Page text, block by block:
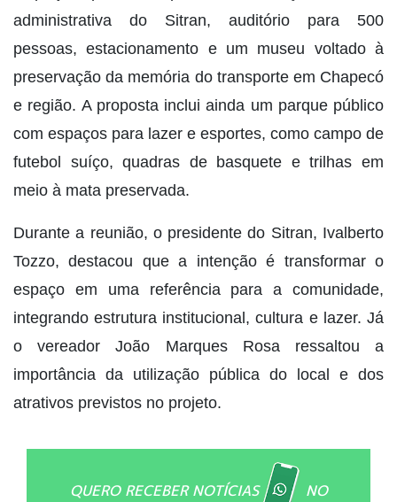
administrativa do Sitran, auditório para 500
pessoas, estacionamento e um museu voltado à
preservação da memória do transporte em Chapecó
e região. A proposta inclui ainda um parque público
com espaços para lazer e esportes, como campo de
futebol suíço, quadras de basquete e trilhas em
meio à mata preservada.
Durante a reunião, o presidente do Sitran, Ivalberto
Tozzo, destacou que a intenção é transformar o
espaço em uma referência para a comunidade,
integrando estrutura institucional, cultura e lazer. Já
o vereador João Marques Rosa ressaltou a
importância da utilização pública do local e dos
atrativos previstos no projeto.
QUERO RECEBER NOTÍCIAS NO